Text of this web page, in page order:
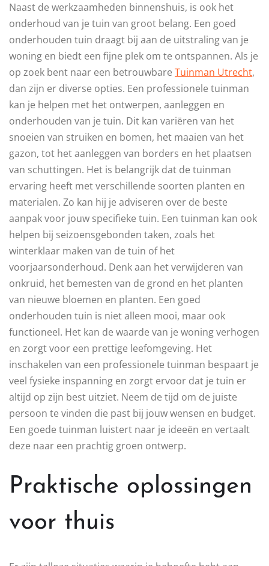
Naast de werkzaamheden binnenshuis, is ook het
onderhoud van je tuin van groot belang. Een goed
onderhouden tuin draagt bij aan de uitstraling van je
woning en biedt een fijne plek om te ontspannen. Als je
op zoek bent naar een betrouwbare Tuinman Utrecht,
dan zijn er diverse opties. Een professionele tuinman
kan je helpen met het ontwerpen, aanleggen en
onderhouden van je tuin. Dit kan variëren van het
snoeien van struiken en bomen, het maaien van het
gazon, tot het aanleggen van borders en het plaatsen
van schuttingen. Het is belangrijk dat de tuinman
ervaring heeft met verschillende soorten planten en
materialen. Zo kan hij je adviseren over de beste
aanpak voor jouw specifieke tuin. Een tuinman kan ook
helpen bij seizoensgebonden taken, zoals het
winterklaar maken van de tuin of het
voorjaarsonderhoud. Denk aan het verwijderen van
onkruid, het bemesten van de grond en het planten
van nieuwe bloemen en planten. Een goed
onderhouden tuin is niet alleen mooi, maar ook
functioneel. Het kan de waarde van je woning verhogen
en zorgt voor een prettige leefomgeving. Het
inschakelen van een professionele tuinman bespaart je
veel fysieke inspanning en zorgt ervoor dat je tuin er
altijd op zijn best uitziet. Neem de tijd om de juiste
persoon te vinden die past bij jouw wensen en budget.
Een goede tuinman luistert naar je ideeën en vertaalt
deze naar een prachtig groen ontwerp.
Praktische oplossingen
voor thuis